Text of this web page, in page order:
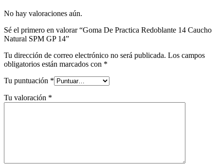
No hay valoraciones aún.
Sé el primero en valorar “Goma De Practica Redoblante 14 Caucho
Natural SPM GP 14”
Tu dirección de correo electrónico no será publicada. Los campos
obligatorios están marcados con *
Tu puntuación *
Tu valoración *